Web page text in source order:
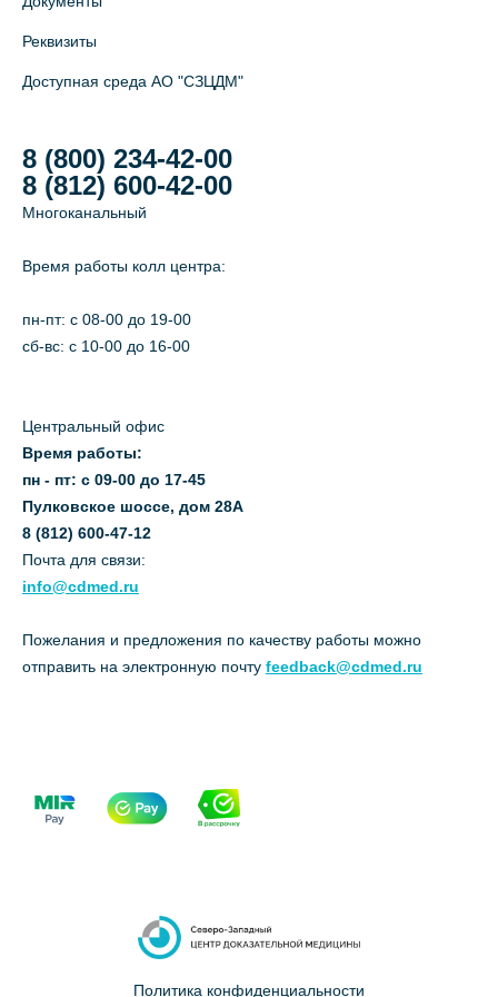
Реквизиты
Доступная среда АО "СЗЦДМ"
8 (800) 234-42-00
8 (812) 600-42-00
Многоканальный
Время работы колл центра:
пн-пт: c 08-00 до 19-00
сб-вс: с 10-00 до 16-00
Центральный офис
Время работы:
пн - пт: с 09-00 до 17-45
Пулковское шоссе, дом 28А
8 (812) 600-47-12
Почта для связи:
info@cdmed.ru
Пожелания и предложения по качеству работы можно
отправить на электронную почту feedback@cdmed.ru
Политика конфиденциальности